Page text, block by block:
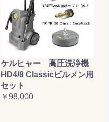
ケルヒャー 高圧洗浄機
HD4/8 Classicビルメン用
セット
￥98,000